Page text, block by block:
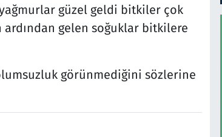
güzel geldi bitkiler çok
gelen soğuklar bitkilere
görünmediğini sözlerine